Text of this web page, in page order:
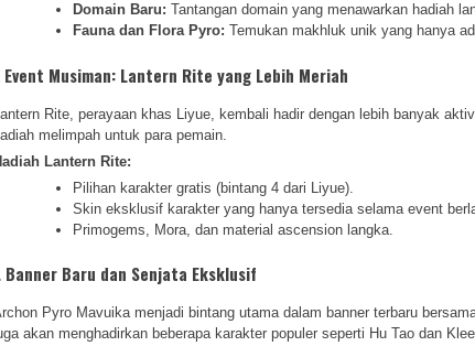
Domain Baru: Tantangan domain yang menawarkan hadiah
Fauna dan Flora Pyro: Temukan makhluk unik yang hanya
Event Musiman: Lantern Rite yang Lebih Meriah
Rite, perayaan khas Liyue, kembali hadir dengan lebih banyak
melimpah untuk para pemain.
Lantern Rite:
Pilihan karakter gratis (bintang 4 dari Liyue).
Skin eksklusif karakter yang hanya tersedia selama event
Primogems, Mora, dan material ascension langka.
Banner Baru dan Senjata Eksklusif
Pyro Mavuika menjadi bintang utama dalam banner terbaru
akan menghadirkan beberapa karakter populer seperti Hu Tao dan